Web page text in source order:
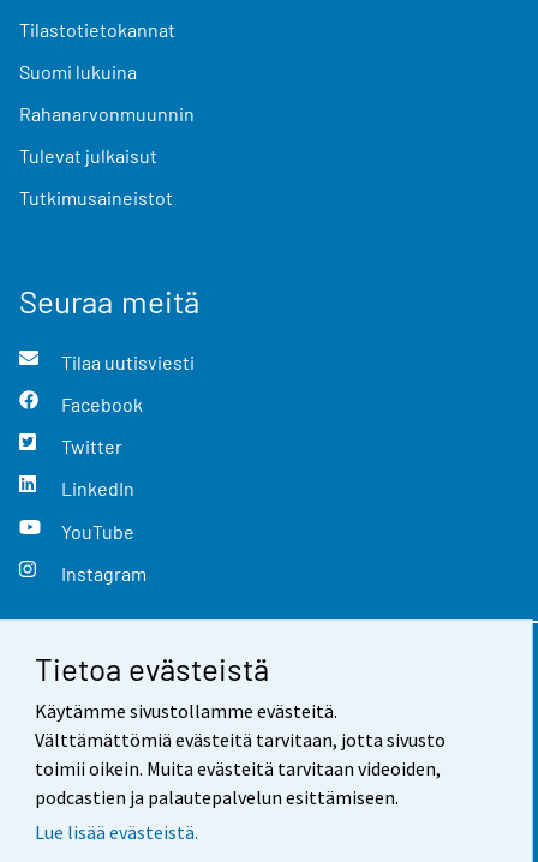
Tietoa evästeistä
Käytämme sivustollamme evästeitä.
Välttämättömiä evästeitä tarvitaan, jotta sivusto
toimii oikein. Muita evästeitä tarvitaan videoiden,
podcastien ja palautepalvelun esittämiseen.
Lue lisää evästeistä.
Tilastotietokannat
Suomi lukuina
Rahanarvonmuunnin
Tulevat julkaisut
Tutkimusaineistot
Seuraa meitä
Tilaa uutisviesti
Facebook
Twitter
LinkedIn
YouTube
Instagram
Yhteystiedot
Palaute
Käyttöehdot